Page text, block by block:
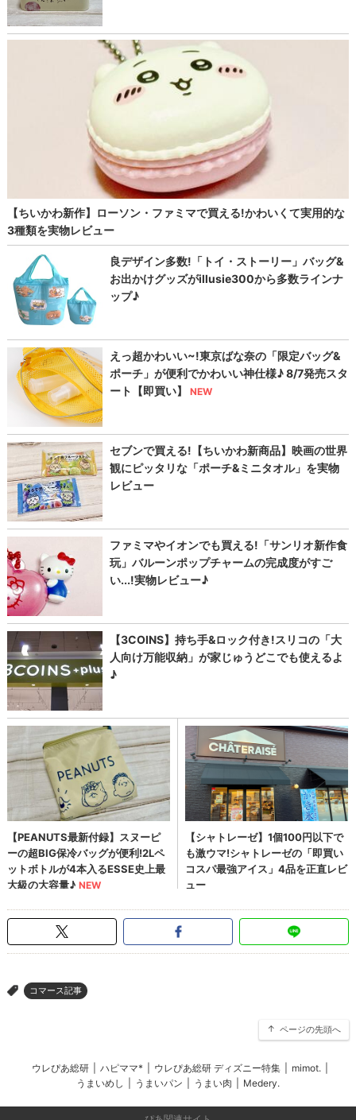
> コマース記事
ページの先頭へ
ウレぴあ総研 ハピママ* ウレぴあ総研 ディズニー特集 mimot.
うまいめし
うまいパン うまい肉 Medery.